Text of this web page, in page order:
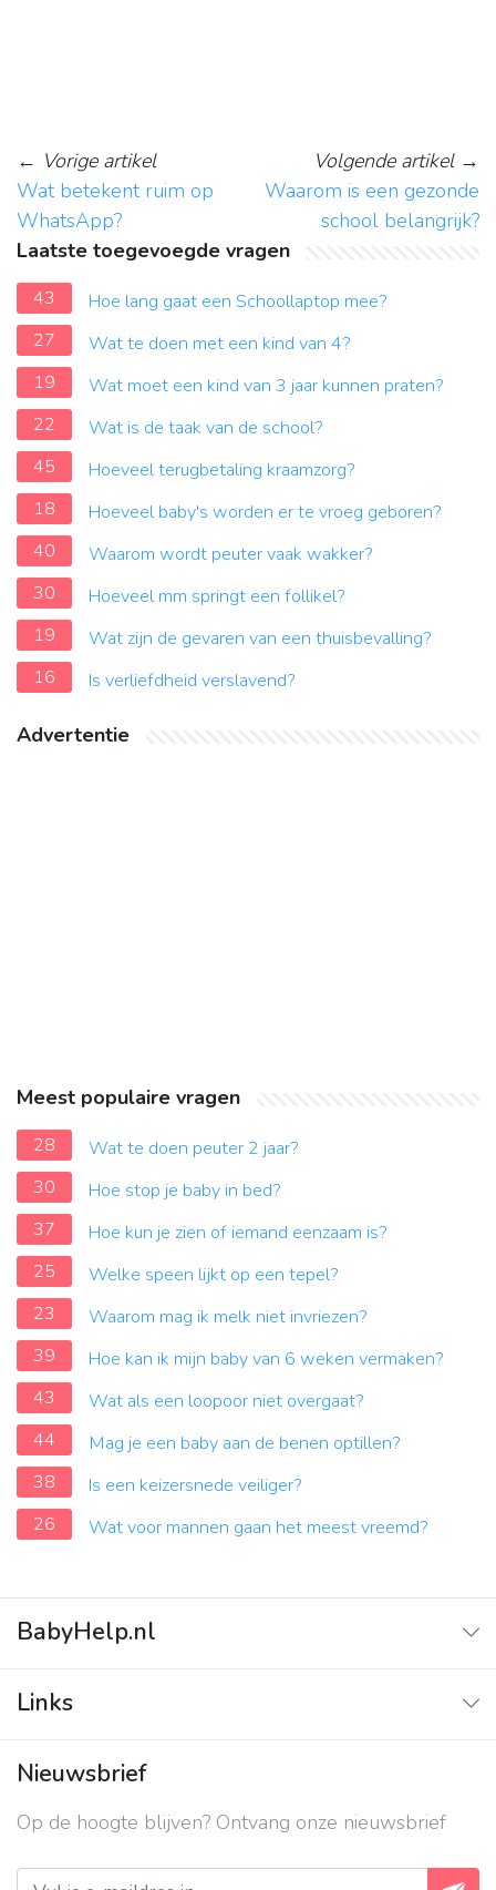
← Vorige artikel
Wat betekent ruim op
WhatsApp?
Volgende artikel→
Waarom is een gezonde
school belangrijk?
Laatste toegevoegde vragen
43
Hoe lang gaat een Schoollaptop mee?
27
Wat te doen met een kind van 4?
19
Wat moet een kind van 3 jaar kunnen praten?
22
Wat is de taak van de school?
45
Hoeveel terugbetaling kraamzorg?
18
Hoeveel baby's worden er te vroeg geboren?
40
Waarom wordt peuter vaak wakker?
30
Hoeveel mm springt een follikel?
19
Wat zijn de gevaren van een thuisbevalling?
16
Is verliefdheid verslavend?
Advertentie
Meest populaire vragen
28
Wat te doen peuter 2 jaar?
30
Hoe stop je baby in bed?
37
Hoe kun je zien of iemand eenzaam is?
25
Welke speen lijkt op een tepel?
23
Waarom mag ik melk niet invriezen?
39
Hoe kan ik mijn baby van 6 weken vermaken?
43
Wat als een loopoor niet overgaat?
44
Mag je een baby aan de benen optillen?
38
Is een keizersnede veiliger?
26
Wat voor mannen gaan het meest vreemd?
BabyHelp.nl
Vraag & Antwoord
Links
Contact
Over ons
Privacy beleid
Nieuwsbrief
Op de hoogte blijven? Ontvang onze nieuwsbrief